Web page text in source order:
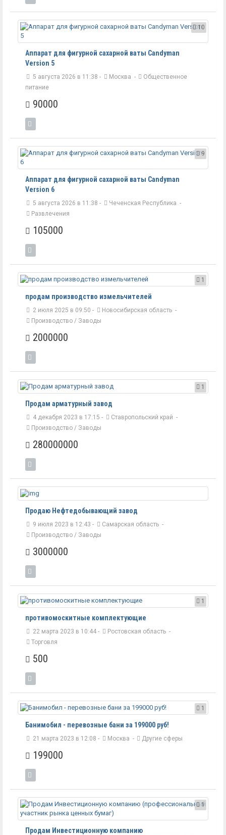
10
Аппарат для фигурной сахарной ваты Candyman
Version 5
5 августа 2026 в 11:38 - Москва -
Общественное
питание
90000
9
Аппарат для фигурной сахарной ваты Candyman
Version 6
5 августа 2026 в 11:38 - Чеченская Республика -
Развлечения
105000
1
продам производство измельчителей
2 июля 2025 в 09:50 - Новосибирская область -
Производство / Заводы
2000000
1
Продам арматурный завод
4 декабря 2023 в 17:15 - Ставропольский край -
Производство / Заводы
280000000
Продаю Нефтедобывающий завод
9 июля 2023 в 12:43 - Самарская область -
Производство / Заводы
3000000
1
противомоскитные комплектующие
22 марта 2023 в 10:44 - Ростовская область -
Торговля
500
1
Банимобил - перевозные бани за 199000 руб!
21 марта 2023 в 12:08 - Москва - Другие сферы
199000
1
Продам Инвестиционную компанию